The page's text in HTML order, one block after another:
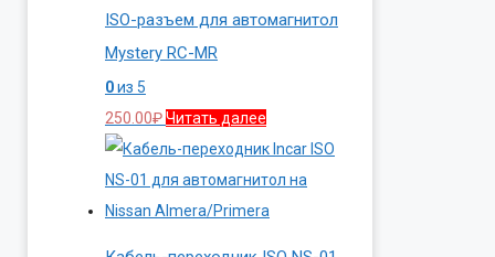
ISO-разъем для автомагнитол
Mystery RC-MR
0из 5
250.00₽Читать далее